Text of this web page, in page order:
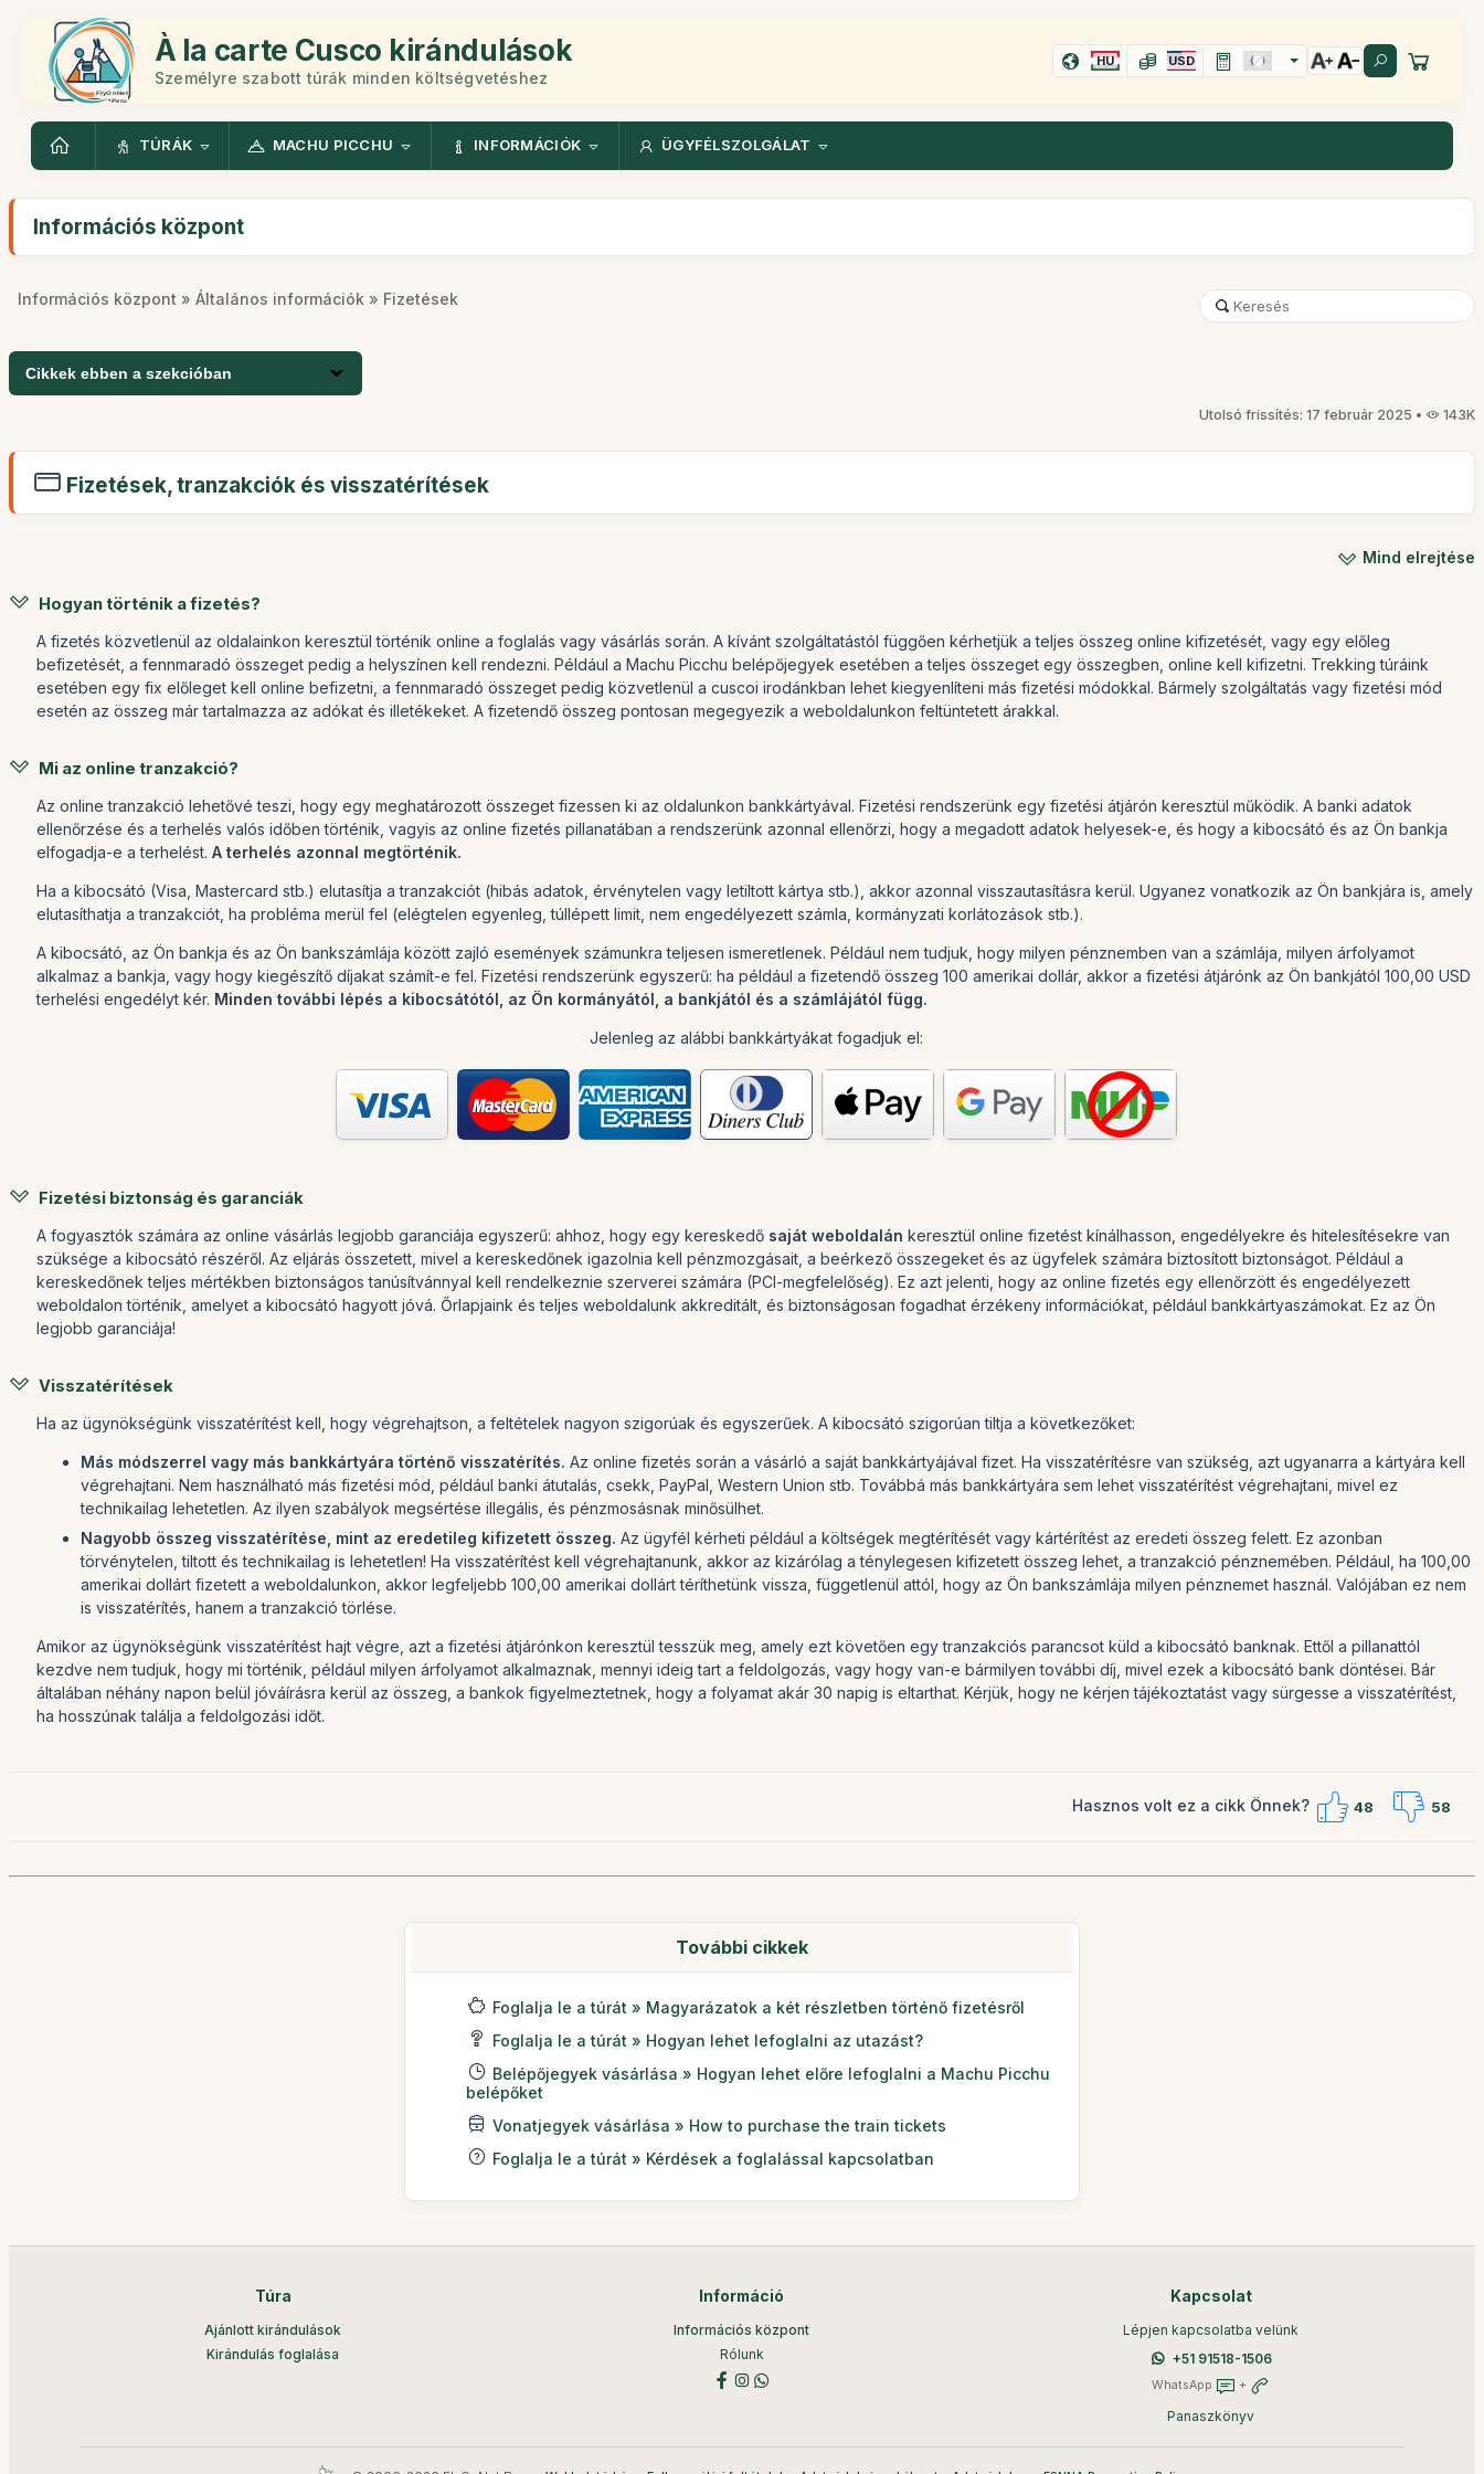
À la carte Cusco kirándulások
Személyre szabott túrák minden költségvetéshez
HU USD
TÚRÁK MACHU PICCHU INFORMÁCIÓK ÜGYFÉLSZOLGÁLAT
Információs központ
Információs központ » Általános információk » Fizetések
Cikkek ebben a szekcióban
Utolsó frissítés: 17 február 2025 • 143K
Fizetések, tranzakciók és visszatérítések
Mind elrejtése
Hogyan történik a fizetés?
A fizetés közvetlenül az oldalainkon keresztül történik online a foglalás vagy vásárlás során. A kívánt szolgáltatástól függően kérhetjük a teljes összeg online kifizetését, vagy egy előleg
befizetését, a fennmaradó összeget pedig a helyszínen kell rendezni. Például a Machu Picchu belépőjegyek esetében a teljes összeget egy összegben, online kell kifizetni. Trekking túráink
esetében egy fix előleget kell online befizetni, a fennmaradó összeget pedig közvetlenül a cuscoi irodánkban lehet kiegyenlíteni más fizetési módokkal. Bármely szolgáltatás vagy fizetési mód
esetén az összeg már tartalmazza az adókat és illetékeket. A fizetendő összeg pontosan megegyezik a weboldalunkon feltüntetett árakkal.
Mi az online tranzakció?
Az online tranzakció lehetővé teszi, hogy egy meghatározott összeget fizessen ki az oldalunkon bankkártyával. Fizetési rendszerünk egy fizetési átjárón keresztül működik. A banki adatok
ellenőrzése és a terhelés valós időben történik, vagyis az online fizetés pillanatában a rendszerünk azonnal ellenőrzi, hogy a megadott adatok helyesek-e, és hogy a kibocsátó és az Ön bankja
elfogadja-e a terhelést. A terhelés azonnal megtörténik.
Ha a kibocsátó (Visa, Mastercard stb.) elutasítja a tranzakciót (hibás adatok, érvénytelen vagy letiltott kártya stb.), akkor azonnal visszautasításra kerül. Ugyanez vonatkozik az Ön bankjára is, amely
elutasíthatja a tranzakciót, ha probléma merül fel (elégtelen egyenleg, túllépett limit, nem engedélyezett számla, kormányzati korlátozások stb.).
A kibocsátó, az Ön bankja és az Ön bankszámlája között zajló események számunkra teljesen ismeretlenek. Például nem tudjuk, hogy milyen pénznemben van a számlája, milyen árfolyamot
alkalmaz a bankja, vagy hogy kiegészítő díjakat számít-e fel. Fizetési rendszerünk egyszerű: ha például a fizetendő összeg 100 amerikai dollár, akkor a fizetési átjárónk az Ön bankjától 100,00 USD
terhelési engedélyt kér. Minden további lépés a kibocsátótól, az Ön kormányától, a bankjától és a számlájától függ.
Jelenleg az alábbi bankkártyákat fogadjuk el:
Fizetési biztonság és garanciák
A fogyasztók számára az online vásárlás legjobb garanciája egyszerű: ahhoz, hogy egy kereskedő saját weboldalán keresztül online fizetést kínálhasson, engedélyekre és hitelesítésekre van
szüksége a kibocsátó részéről. Az eljárás összetett, mivel a kereskedőnek igazolnia kell pénzmozgásait, a beérkező összegeket és az ügyfelek számára biztosított biztonságot. Például a
kereskedőnek teljes mértékben biztonságos tanúsítvánnyal kell rendelkeznie szerverei számára (PCI-megfelelőség). Ez azt jelenti, hogy az online fizetés egy ellenőrzött és engedélyezett
weboldalon történik, amelyet a kibocsátó hagyott jóvá. Őrlapjaink és teljes weboldalunk akkreditált, és biztonságosan fogadhat érzékeny információkat, például bankkártyaszámokat. Ez az Ön
legjobb garanciája!
Visszatérítések
Ha az ügynökségünk visszatérítést kell, hogy végrehajtson, a feltételek nagyon szigorúak és egyszerűek. A kibocsátó szigorúan tiltja a következőket:
Más módszerrel vagy más bankkártyára történő visszatérítés. Az online fizetés során a vásárló a saját bankkártyájával fizet. Ha visszatérítésre van szükség, azt ugyanarra a kártyára kell
végrehajtani. Nem használható más fizetési mód, például banki átutalás, csekk, PayPal, Western Union stb. Továbbá más bankkártyára sem lehet visszatérítést végrehajtani, mivel ez
technikailag lehetetlen. Az ilyen szabályok megsértése illegális, és pénzmosásnak minősülhet.
Nagyobb összeg visszatérítése, mint az eredetileg kifizetett összeg. Az ügyfél kérheti például a költségek megtérítését vagy kártérítést az eredeti összeg felett. Ez azonban
törvénytelen, tiltott és technikailag is lehetetlen! Ha visszatérítést kell végrehajtanunk, akkor az kizárólag a ténylegesen kifizetett összeg lehet, a tranzakció pénznemében. Például, ha 100,00
amerikai dollárt fizetett a weboldalunkon, akkor legfeljebb 100,00 amerikai dollárt téríthetünk vissza, függetlenül attól, hogy az Ön bankszámlája milyen pénznemet használ. Valójában ez nem
is visszatérítés, hanem a tranzakció törlése.
Amikor az ügynökségünk visszatérítést hajt végre, azt a fizetési átjárónkon keresztül tesszük meg, amely ezt követően egy tranzakciós parancsot küld a kibocsátó banknak. Ettől a pillanattól
kezdve nem tudjuk, hogy mi történik, például milyen árfolyamot alkalmaznak, mennyi ideig tart a feldolgozás, vagy hogy van-e bármilyen további díj, mivel ezek a kibocsátó bank döntései. Bár
általában néhány napon belül jóváírásra kerül az összeg, a bankok figyelmeztetnek, hogy a folyamat akár 30 napig is eltarthat. Kérjük, hogy ne kérjen tájékoztatást vagy sürgesse a visszatérítést,
ha hosszúnak találja a feldolgozási időt.
Hasznos volt ez a cikk Önnek? 48 58
További cikkek
Foglalja le a túrát » Magyarázatok a két részletben történő fizetésről
Foglalja le a túrát » Hogyan lehet lefoglalni az utazást?
Belépőjegyek vásárlása » Hogyan lehet előre lefoglalni a Machu Picchu
belépőket
Vonatjegyek vásárlása » How to purchase the train tickets
Foglalja le a túrát » Kérdések a foglalással kapcsolatban
Túra
Ajánlott kirándulások
Kirándulás foglalása
Információ
Információs központ
Rólunk
Kapcsolat
Lépjen kapcsolatba velünk
+51 91518-1506
WhatsApp +
Panaszkönyv